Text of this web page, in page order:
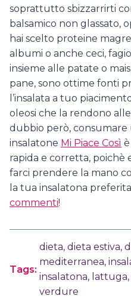
soprattutto sbizzarrirti
balsamico non glassato,
hai scelto proteine
albumi o anche ceci,
insieme alle patate o
pane, sono ottime fonti
l’insalata a tuo
oleosi che la rendono
dubbio però,
insalatone Mi Piace Così
rapida e corretta, poichè
farci prendere la mano
la tua insalatona
commenti!
Tags:
dieta, dieta estiva,
mediterranea,
insalatona, lattuga,
verdure